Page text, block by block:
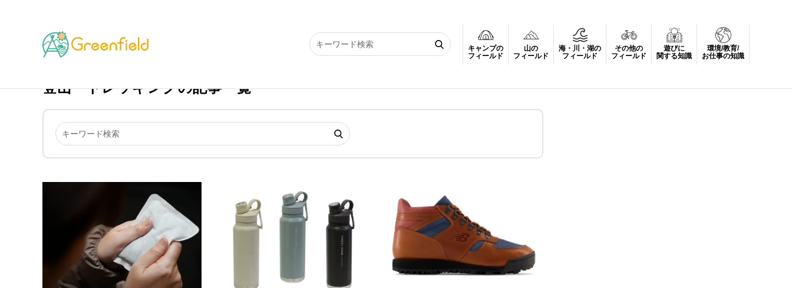
キャンプの
フィールド
山の
フィールド
海・川・湖の
フィールド
その他の
フィールド
遊びに
関する知識
環境/教育/
お仕事の知識
TOP 登山・トレッキング
登山・トレッキングの記事一覧